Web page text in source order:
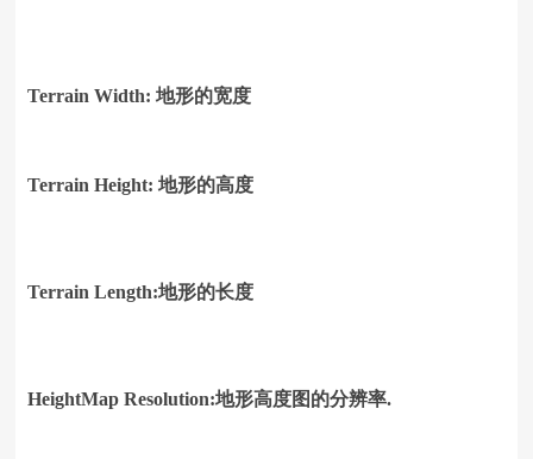
Terrain Width: 地形的宽度
Terrain Height: 地形的高度
Terrain Length:地形的长度
HeightMap Resolution:地形高度图的分辨率.